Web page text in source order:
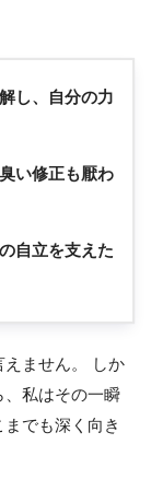
し、自分の力
い修正も厭わ
自立を支えた
えません。 しか
、私はその一瞬
でも深く向き